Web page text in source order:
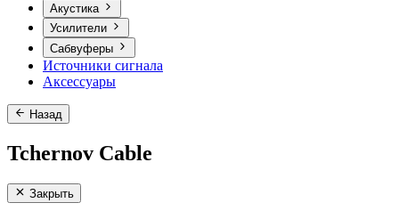
Акустика
Усилители
Сабвуферы
Источники сигнала
Аксессуары
Назад
Tchernov Cable
Закрыть